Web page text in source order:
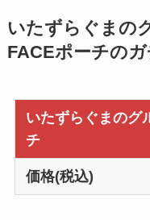
いたずらぐまの
FACEポーチの
いたずらぐまのグ
チ
価格(税込)